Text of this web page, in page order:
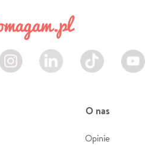
Instagram LinkedIn TikTok Youtube
O nas
Opinie